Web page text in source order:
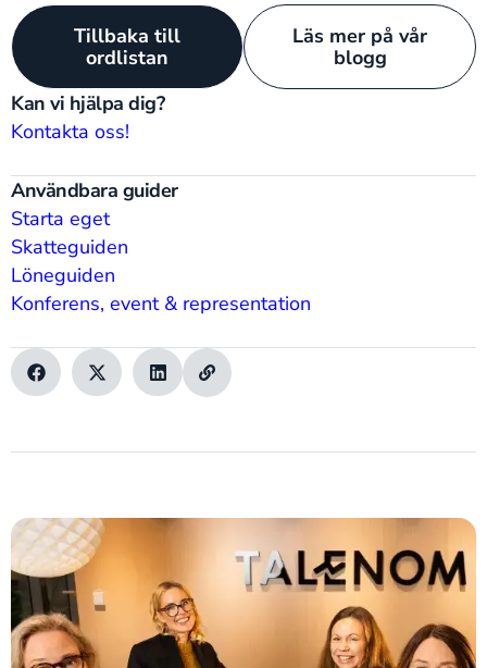
Kan vi hjälpa dig?
Kontakta oss!
Användbara guider
Starta eget
Skatteguiden
Löneguiden
Konferens, event & representation
Tillbaka till
ordlistan
Läs mer på vår
blogg